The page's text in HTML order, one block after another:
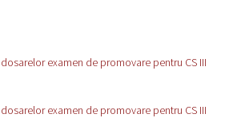
examen de promovare pentru CS III
examen de promovare pentru CS III